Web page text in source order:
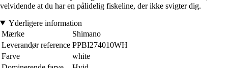
velvidende at du har en pålidelig fiskeline, der ikke svigter dig.
Yderligere information
Mærke
Shimano
Leverandør reference PPBI274010WH
Farve
white